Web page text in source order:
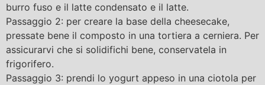
burro fuso e il latte condensato e il latte.
Passaggio 2: per creare la base della cheesecake,
pressate bene il composto in una tortiera a cerniera. Per
assicurarvi che si solidifichi bene, conservatela in
frigorifero.
Passaggio 3: prendi lo yogurt appeso in una ciotola per